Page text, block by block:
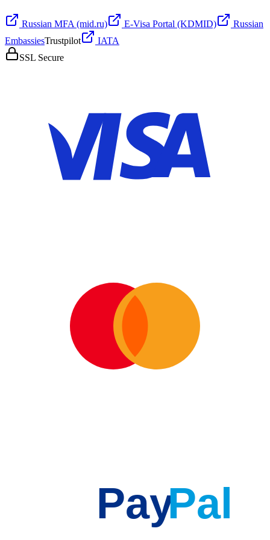
Russian MFA (mid.ru) E-Visa Portal (KDMID)
Russian
EmbassiesTrustpilot
IATA
SSL Secure
PayPal